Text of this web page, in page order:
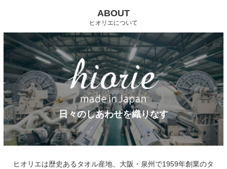
ABOUT
ヒオリエについて
日々のしあわせを織りなす
ヒオリエは歴史あるタオル産地、大阪・泉州で1959年創業のタ